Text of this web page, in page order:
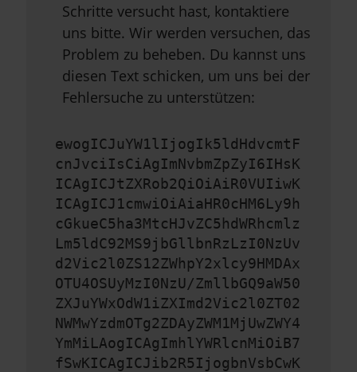
Schritte versucht hast, kontaktiere
uns bitte. Wir werden versuchen, das
Problem zu beheben. Du kannst uns
diesen Text schicken, um uns bei der
Fehlersuche zu unterstützen:
ewogICJuYW1lIjogIk5ldHdvcmtF
cnJvciIsCiAgImNvbmZpZyI6IHsK
ICAgICJtZXRob2QiOiAiR0VUIiwK
ICAgICJ1cmwiOiAiaHR0cHM6Ly9h
cGkueC5ha3MtcHJvZC5hdWRhcmlz
Lm5ldC92MS9jbGllbnRzLzI0NzUv
d2Vic2l0ZS12ZWhpY2xlcy9HMDAx
OTU4OSUyMzI0NzU/ZmllbGQ9aW50
ZXJuYWxOdW1iZXImd2Vic2l0ZT02
NWMwYzdmOTg2ZDAyZWM1MjUwZWY4
YmMiLAogICAgImhlYWRlcnMiOiB7
fSwKICAgICJib2R5IjogbnVsbCwK